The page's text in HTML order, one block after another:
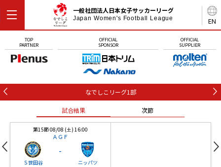
EN
一般社団法人日本女子サッカーリーグ
Japan Women's Football League
TOP
PARTNER
OFFICIAL
SPONSOR
OFFICIAL
SUPPLIER
なでしこリーグ1部
試合結果 次節
第15節 08/08 (土) 16:00
ＡＧＦ
Ｓ世田谷
-
ニッパツ